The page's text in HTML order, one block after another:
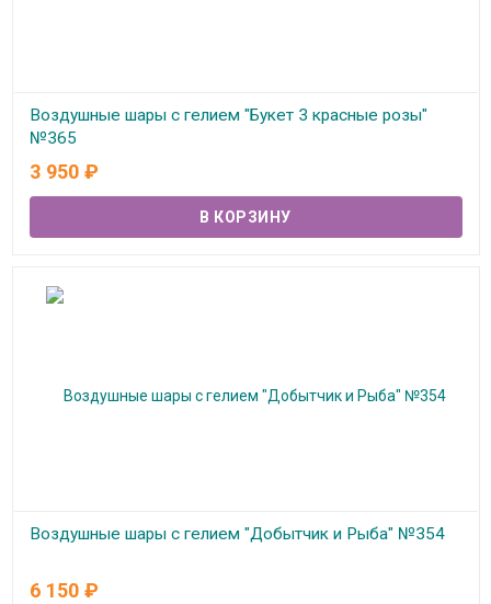
Воздушные шары с гелием "Букет 3 красные розы"
№365
В наличии
3 950 ₽
Воздушные шары с гелием "Добытчик и Рыба" №354
6 150 ₽